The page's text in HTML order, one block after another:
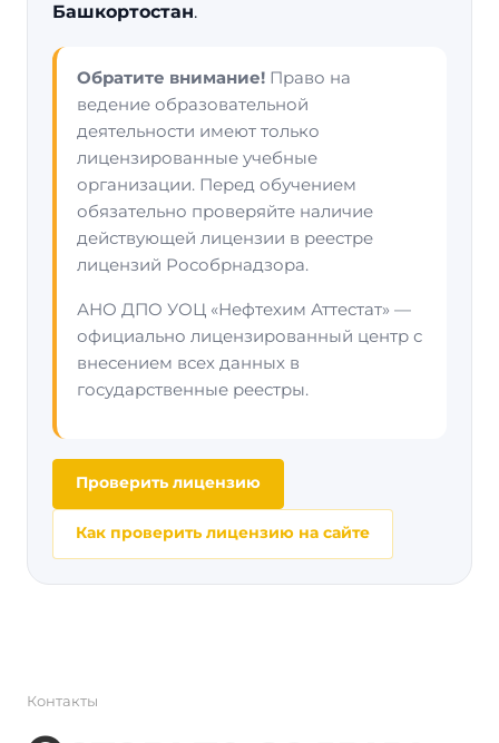
Башкортостан.
Обратите внимание! Право на
ведение образовательной
деятельности имеют только
лицензированные учебные
организации. Перед обучением
обязательно проверяйте наличие
действующей лицензии в реестре
лицензий Рособрнадзора.
АНО ДПО УОЦ «Нефтехим Аттестат» —
официально лицензированный центр с
внесением всех данных в
государственные реестры.
Проверить лицензию
Как проверить лицензию на сайте
Контакты